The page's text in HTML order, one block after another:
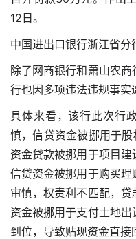
12日。
中国进出口银行浙江省分
除了网商银行和萧山农
行也因多项违法违规事实
具体来看，该行此次行
慎，信贷资金被挪用于
资金贷款被挪用于项目
信贷资金被挪用于购买
审慎，权责利不匹配，
资金被挪用于支付土地
到位，导致贴现资金直接